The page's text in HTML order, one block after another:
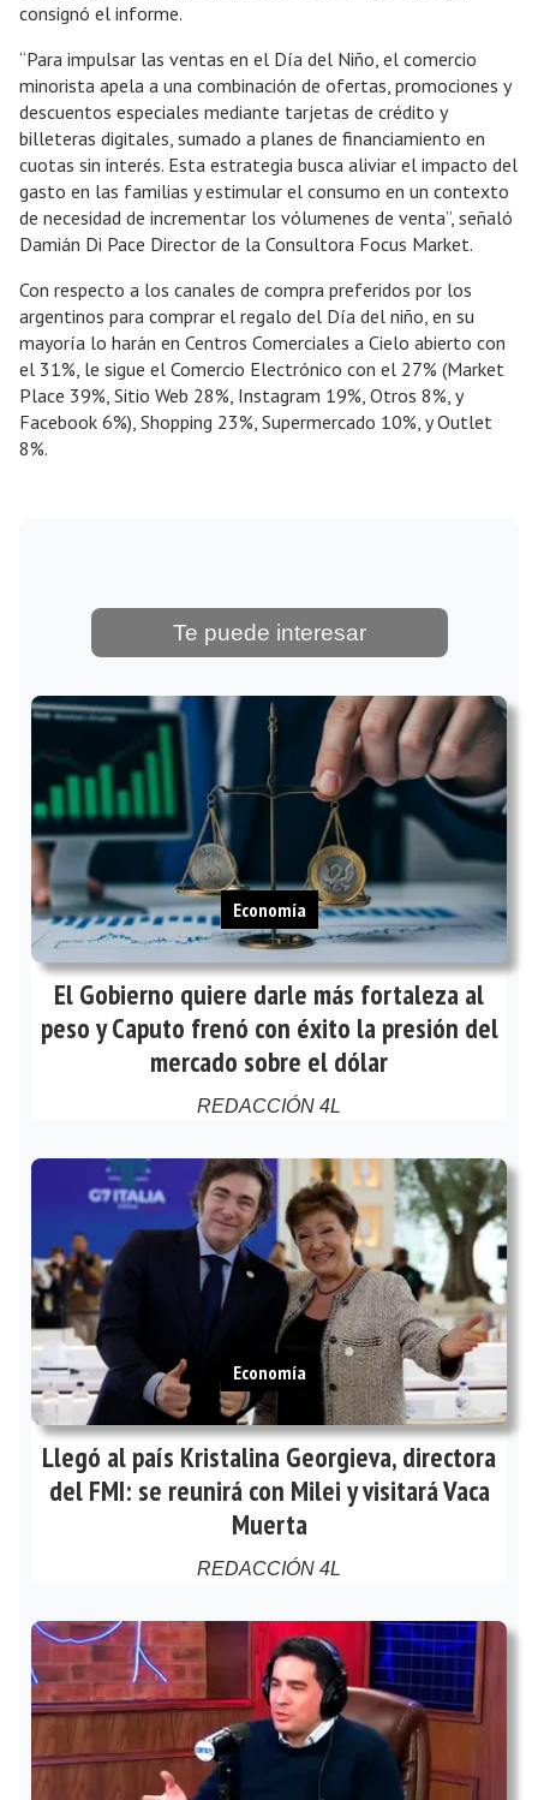
consignó el informe.
“Para impulsar las ventas en el Día del Niño, el comercio
minorista apela a una combinación de ofertas, promociones y
descuentos especiales mediante tarjetas de crédito y
billeteras digitales, sumado a planes de financiamiento en
cuotas sin interés. Esta estrategia busca aliviar el impacto del
gasto en las familias y estimular el consumo en un contexto
de necesidad de incrementar los vólumenes de venta”, señaló
Damián Di Pace Director de la Consultora Focus Market.
Con respecto a los canales de compra preferidos por los
argentinos para comprar el regalo del Día del niño, en su
mayoría lo harán en Centros Comerciales a Cielo abierto con
el 31%, le sigue el Comercio Electrónico con el 27% (Market
Place 39%, Sitio Web 28%, Instagram 19%, Otros 8%, y
Facebook 6%), Shopping 23%, Supermercado 10%, y Outlet
8%.
Te puede interesar
El Gobierno quiere darle más fortaleza al
peso y Caputo frenó con éxito la presión del
mercado sobre el dólar
REDACCIÓN 4L
Economía
Llegó al país Kristalina Georgieva, directora
del FMI: se reunirá con Milei y visitará Vaca
Muerta
REDACCIÓN 4L
Economía